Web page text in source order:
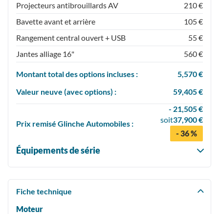
Projecteurs antibrouillards AV
210 €
Bavette avant et arrière
105 €
Rangement central ouvert + USB
55 €
Jantes alliage 16"
560 €
Montant total des options incluses :
5,570 €
Valeur neuve (avec options) :
59,405 €
Prix remisé Glinche Automobiles :
- 21,505 €
soit37,900 €
- 36 %
Équipements de série
Fiche technique
Moteur